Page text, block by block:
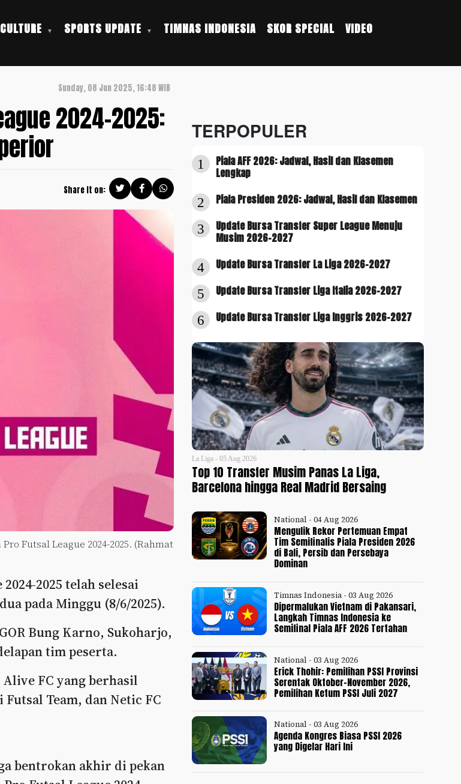
CULTURE SPORTS UPDATE TIMNAS INDONESIA SKOR SPECIAL VIDEO
Sunday, 08 Jun 2025, 16:48 WIB
2024-2025:
Share it on:
Futsal League 2024-2025. (Rahmat
2025 telah selesai
pada Minggu (8/6/2025).
Bung Karno, Sukoharjo,
tim peserta.
Alive FC yang berhasil
Team, dan Netic FC
bentrokan akhir di pekan
TERPOPULER
1
Piala AFF 2026: Jadwal, Hasil dan Klasemen
Lengkap
2 Piala Presiden 2026: Jadwal, Hasil dan Klasemen
3
Update Bursa Transfer Super League Menuju
Musim 2026-2027
4 Update Bursa Transfer La Liga 2026-2027
5 Update Bursa Transfer Liga Italia 2026-2027
6 Update Bursa Transfer Liga Inggris 2026-2027
La Liga - 05 Aug 2026
Top 10 Transfer Musim Panas La Liga,
Barcelona hingga Real Madrid Bersaing
National - 04 Aug 2026
Mengulik Rekor Pertemuan Empat
Tim Semifinalis Piala Presiden 2026
di Bali, Persib dan Persebaya
Dominan
Timnas Indonesia - 03 Aug 2026
Dipermalukan Vietnam di Pakansari,
Langkah Timnas Indonesia ke
Semifinal Piala AFF 2026 Tertahan
National - 03 Aug 2026
Erick Thohir: Pemilihan PSSI Provinsi
Serentak Oktober-November 2026,
Pemilihan Ketum PSSI Juli 2027
National - 03 Aug 2026
Agenda Kongres Biasa PSSI 2026
yang Digelar Hari Ini